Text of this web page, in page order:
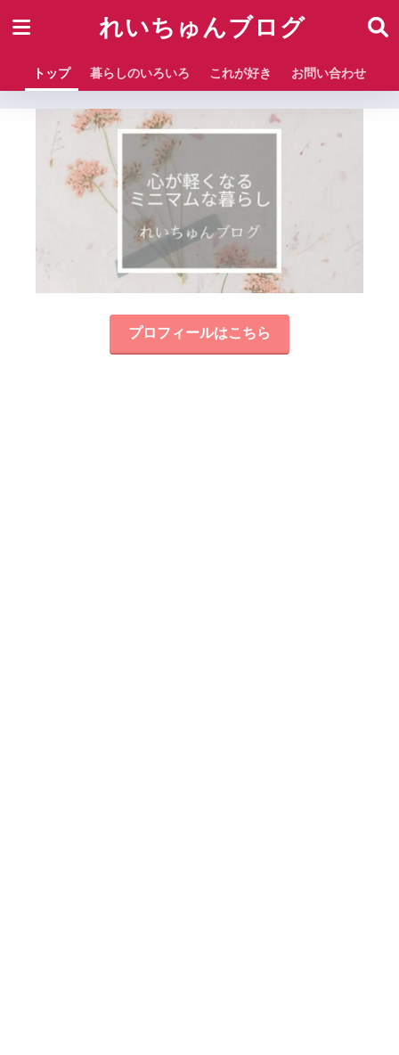
れいちゅんブログ
トップ 暮らしのいろいろ これが好き お問い合わせ
プロフィールはこちら